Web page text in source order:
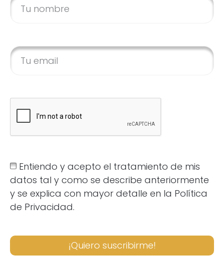
Entiendo y acepto el tratamiento de mis
datos tal y como se describe anteriormente
y se explica con mayor detalle en la Política
de Privacidad.
¡Quiero suscribirme!